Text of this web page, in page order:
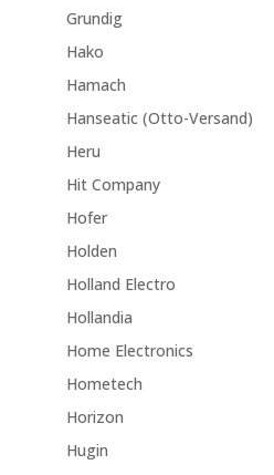
Grundig
Hako
Hamach
Hanseatic (Otto-Versand)
Heru
Hit Company
Hofer
Holden
Holland Electro
Hollandia
Home Electronics
Hometech
Horizon
Hugin